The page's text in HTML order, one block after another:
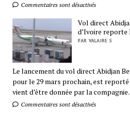
Commentaires sont désactivés
Vol direct
d’Ivoire reporte
PAR VALAIRE S
Le lancement du vol direct Abidjan
pour le 29 mars prochain, est reporté
vient d’être donnée par la
Commentaires sont désactivés